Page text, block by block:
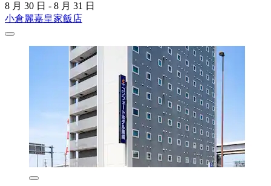
8 月 30 日 - 8 月 31 日
小倉麗嘉皇家飯店